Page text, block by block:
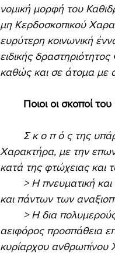
νομική μορφή του
μη Κερδοσκοπικού
ευρύτερη κοινωνική
ειδικής
καθώς και σε άτομα με
Ποιοι οι σκοποί
Σ κ ο π ό ς της
Χαρακτήρα, με την
κατά της φτώχειας και
και πάντων των
αειφόρος προσπάθεια
κυρίαρχου ανθρωπίνου